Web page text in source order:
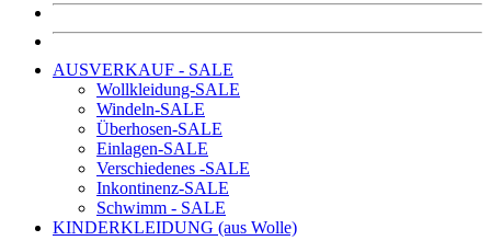
AUSVERKAUF - SALE
Wollkleidung-SALE
Windeln-SALE
Überhosen-SALE
Einlagen-SALE
Verschiedenes -SALE
Inkontinenz-SALE
Schwimm - SALE
KINDERKLEIDUNG (aus Wolle)